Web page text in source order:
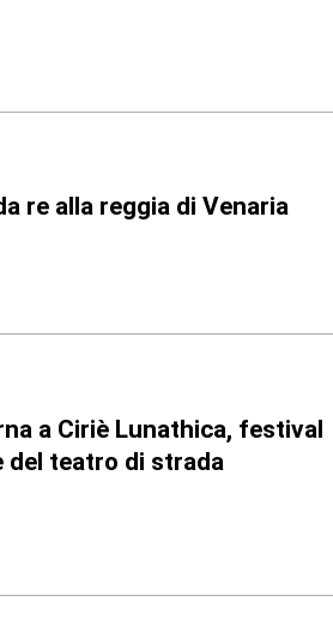
re alla reggia di Venaria
a Ciriè Lunathica, festival
del teatro di strada